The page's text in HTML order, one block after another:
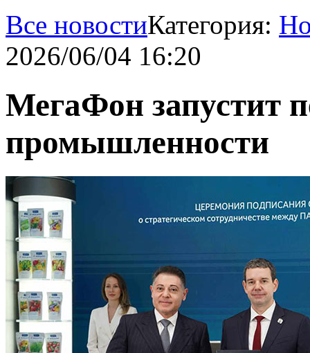
Все новостиКатегория:
2026/06/04 16:20
МегаФон запустит
промышленности